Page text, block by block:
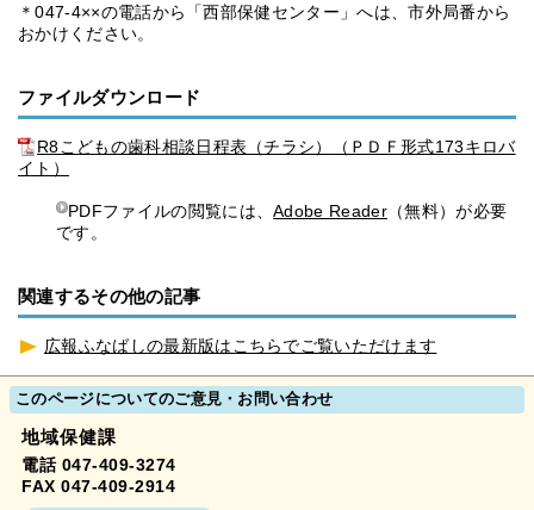
＊047-4××の電話から「西部保健センター」へは、市外局番から
おかけください。
ファイルダウンロード
R8こどもの歯科相談日程表（チラシ）（ＰＤＦ形式173キロバ
イト）
PDFファイルの閲覧には、Adobe Reader （無料）が必要
です。
関連するその他の記事
広報ふなばしの最新版はこちらでご覧いただけます
このページについてのご意見・お問い合わせ
地域保健課
電話 047-409-3274
FAX 047-409-2914